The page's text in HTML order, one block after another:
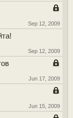
Sep 12, 2009
Sep 12, 2009
Jun 17, 2009
Jun 15, 2009